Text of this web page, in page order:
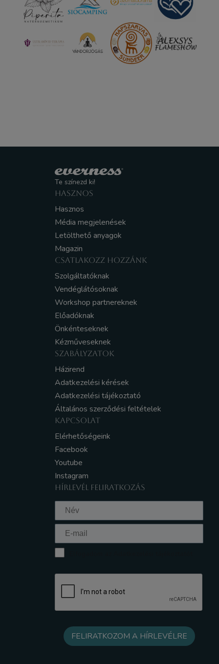
Te színezd ki!
HASZNOS
Hasznos
Média megjelenések
Letölthető anyagok
Magazin
CSATLAKOZZ HOZZÁNK
Szolgáltatóknak
Vendéglátósoknak
Workshop partnereknek
Előadóknak
Önkénteseknek
Kézműveseknek
SZABÁLYZATOK
Házirend
Adatkezelési kérések
Adatkezelési tájékoztató
Általános szerződési feltételek
KAPCSOLAT
Elérhetőségeink
Facebook
Youtube
Instagram
HÍRLEVÉL FELIRATKOZÁS